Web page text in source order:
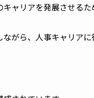
ャリアを発展させるた
がら、人事キャリア